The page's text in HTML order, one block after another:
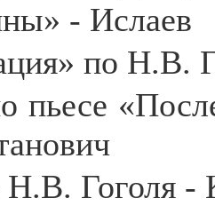
- Ислаев
по Н.В.
пьесе
Гоголя -